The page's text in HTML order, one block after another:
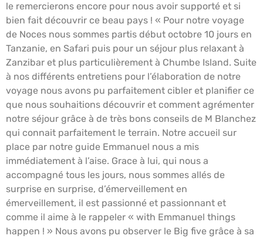
le remercierons encore pour nous avoir supporté et si
bien fait découvrir ce beau pays ! « Pour notre voyage
de Noces nous sommes partis début octobre 10 jours en
Tanzanie, en Safari puis pour un séjour plus relaxant à
Zanzibar et plus particulièrement à Chumbe Island. Suite
à nos différents entretiens pour l’élaboration de notre
voyage nous avons pu parfaitement cibler et planifier ce
que nous souhaitions découvrir et comment agrémenter
notre séjour grâce à de très bons conseils de M Blanchez
qui connait parfaitement le terrain. Notre accueil sur
place par notre guide Emmanuel nous a mis
immédiatement à l’aise. Grace à lui, qui nous a
accompagné tous les jours, nous sommes allés de
surprise en surprise, d’émerveillement en
émerveillement, il est passionné et passionnant et
comme il aime à le rappeler « with Emmanuel things
happen ! » Nous avons pu observer le Big five grâce à sa